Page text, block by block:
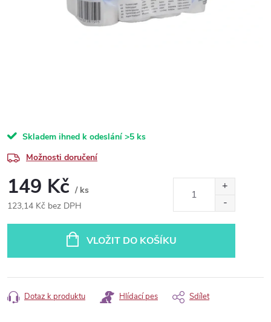
Skladem ihned k odeslání >5 ks
Možnosti doručení
149 Kč / ks
123,14 Kč bez DPH
VLOŽIT DO KOŠÍKU
Dotaz k produktu Hlídací pes Sdílet